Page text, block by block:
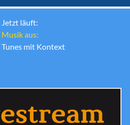
Jetzt läuft:
Musik aus:
Tunes mit Kontext